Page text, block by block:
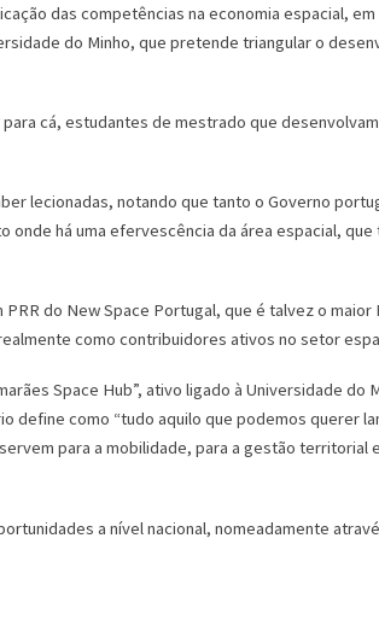
das competências na economia espacial,
do Minho, que pretende triangular o
cá, estudantes de mestrado que
lecionadas, notando que tanto o Governo
há uma efervescência da área espacial,
do New Space Portugal, que é talvez o maior
como contribuidores ativos no setor
Space Hub”, ativo ligado à Universidade do
define como “tudo aquilo que podemos querer
para a mobilidade, para a gestão territorial
a nível nacional, nomeadamente